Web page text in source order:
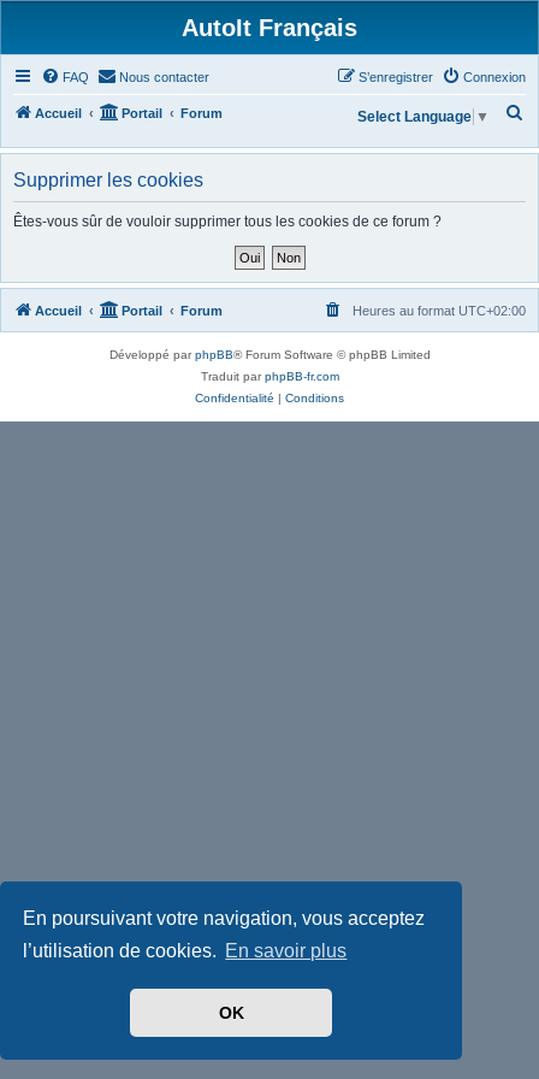
En poursuivant votre navigation, vous acceptez
l’utilisation de cookies. En savoir plus
OK
AutoIt Français
FAQ Nous contacter Connexion
S’enregistrer
Accueil Portail Forum
h
c
h
Select Language ▼
Supprimer les cookies
Êtes-vous sûr de vouloir supprimer tous les cookies de ce forum ?
Accueil Portail Forum Heures au format UTC+02:00
Développé parphpBB® Forum Software © phpBB Limited
Traduit parphpBB-fr.com
Confidentialité | Conditions